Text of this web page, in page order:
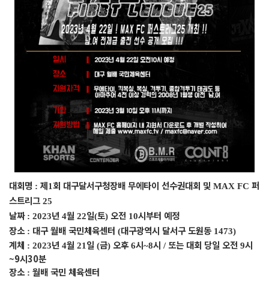
대회명 : 제1회 대구달서구청장배 무에타이 선수권대회 및 MAX FC 퍼
스트리그 25
날짜 : 2023년 4월 22일(토) 오전 10시부터 예정
장소 : 대구 월배 국민체육센터 (대구광역시 달서구 도원동 1473)
계체 : 2023년 4월 21 일 (금) 오후6시~8시 / 또는 대회 당일 오전 9시
~9시30분
장소 : 월배 국민 체육센터